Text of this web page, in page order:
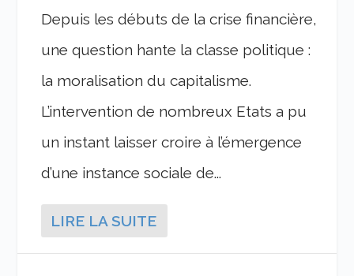
Depuis les débuts de la crise financière,
une question hante la classe politique :
la moralisation du capitalisme.
L’intervention de nombreux Etats a pu
un instant laisser croire à l’émergence
d’une instance sociale de...
LIRE LA SUITE